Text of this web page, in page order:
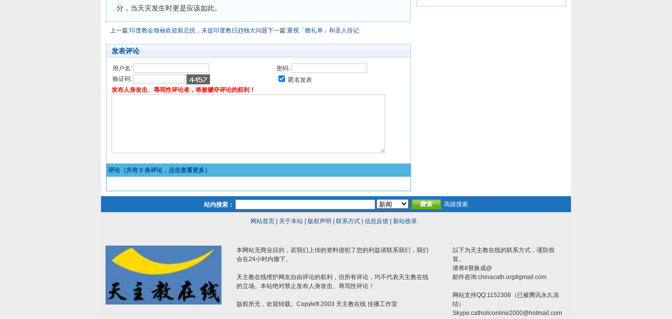
分，当天灾发生时更是应该如此。
上一篇:印度教会领袖欢迎新总统，未提印度教日趋独大问题下一篇:重视「瞻礼单」和圣人传记
发表评论
用户名:
密码:
验证码:
匿名发表
发布人身攻击、辱骂性评论者，将被褫夺评论的权利！
评论（共有 0 条评论，点击查看更多）
站内搜索： 高级搜索
网站首页| 关于本站| 版权声明 联系方式| 信息反馈| 新站收录
本网站无商业目的，若我们上传的资料侵犯了您的利益请联系我们，我们
会在24小时内撤下。
天主教在线维护网友自由评论的权利，但所有评论，均不代表天主教在线
的立场。本站绝对禁止发布人身攻击、辱骂性评论！
版权所无，欢迎转载。Copyleft 2003 天主教在线 佳播工作室
以下为天主教在线的联系方式，谨防假
冒。
请将#替换成@
邮件咨询:chinacath.org#gmail.com
网站支持QQ:1152308（已被腾讯永久冻
结）
Skype:catholiconline2000@hotmail.com